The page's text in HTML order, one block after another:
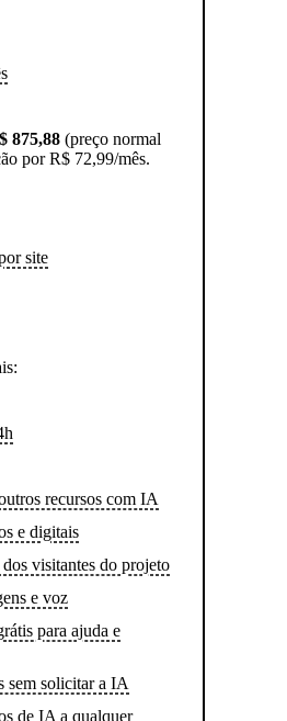
875,88 (preço normal
por R$ 72,99/mês.
site
recursos com IA
e digitais
visitantes do projeto
e voz
para ajuda e
sem solicitar a IA
de IA a qualquer